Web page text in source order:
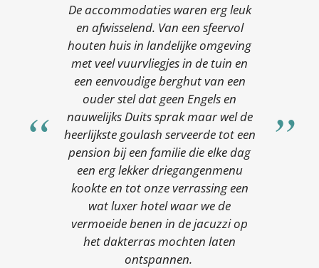
De accommodaties waren erg leuk
en afwisselend. Van een sfeervol
houten huis in landelijke omgeving
met veel vuurvliegjes in de tuin en
een eenvoudige berghut van een
ouder stel dat geen Engels en
nauwelijks Duits sprak maar wel de
heerlijkste goulash serveerde tot een
pension bij een familie die elke dag
een erg lekker driegangenmenu
kookte en tot onze verrassing een
wat luxer hotel waar we de
vermoeide benen in de jacuzzi op
het dakterras mochten laten
ontspannen.